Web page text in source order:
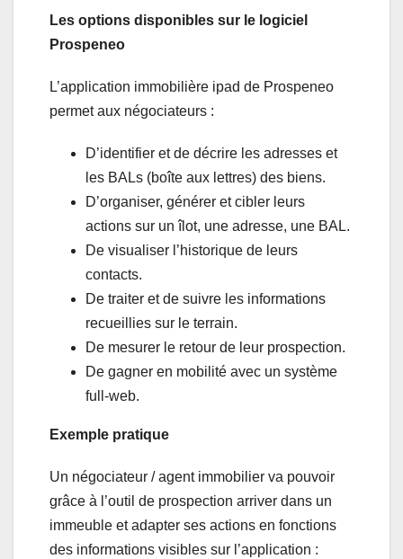
Les options disponibles sur le logiciel
Prospeneo
L’application immobilière ipad de Prospeneo
permet aux négociateurs :
D’identifier et de décrire les adresses et
les BALs (boîte aux lettres) des biens.
D’organiser, générer et cibler leurs
actions sur un îlot, une adresse, une BAL.
De visualiser l’historique de leurs
contacts.
De traiter et de suivre les informations
recueillies sur le terrain.
De mesurer le retour de leur prospection.
De gagner en mobilité avec un système
full-web.
Exemple pratique
Un négociateur / agent immobilier va pouvoir
grâce à l’outil de prospection arriver dans un
immeuble et adapter ses actions en fonctions
des informations visibles sur l’application :